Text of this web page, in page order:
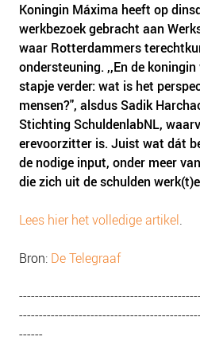
Koningin Máxima heeft op
werkbezoek gebracht aan
waar Rotterdammers
ondersteuning. ,,En de
stapje verder: wat is het
mensen?", alsdus Sadik
Stichting SchuldenlabNL,
erevoorzitter is. Juist wat dát
de nodige input, onder meer
die zich uit de schulden
Lees hier het volledige artikel.
Bron: De Telegraaf
------